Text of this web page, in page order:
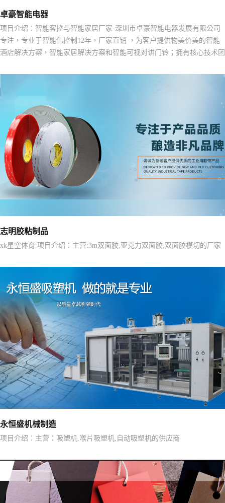
卓豪智能电器
项目介绍：智能客控与智能家居厂家-深圳市卓豪智能电器发展有限公司
专注，专业于智能化控制12年，厂家直销 ，为客户提供物美价美的智能
酒店解决方案，智能家居解决方案和智能可视对讲门铃；拥有核心技术团
作。
志明胶粘制品
xk星空体育:项目介绍：主营:3m双面胶,亚克力双面胶,双面胶模切的厂家
永恒盛机械制造
项目介绍：主营：吸塑机,喉片吸塑机,自动吸塑机的供应商